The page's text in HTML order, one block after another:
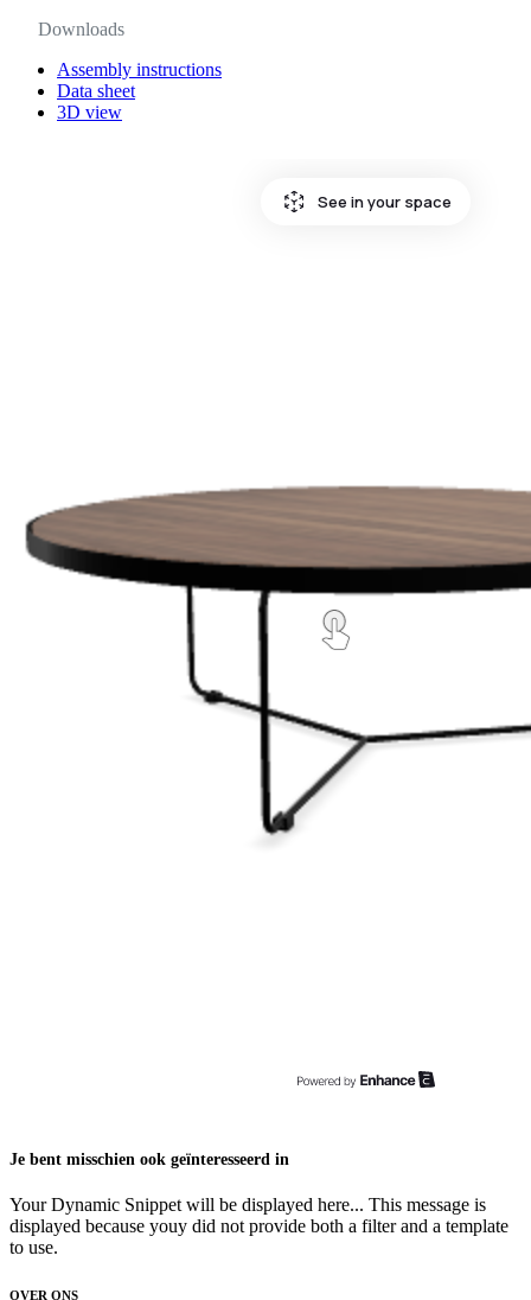
Downloads
Assembly instructions
Data sheet
3D view
Je bent misschien ook geïnteresseerd in
Your Dynamic Snippet will be displayed here... This message is
displayed because youy did not provide both a filter and a template
to use.
OVER ONS